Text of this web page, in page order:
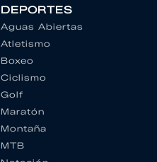
DEPORTES
Aguas Abiertas
Atletismo
Boxeo
Ciclismo
Golf
Maratón
Montaña
MTB